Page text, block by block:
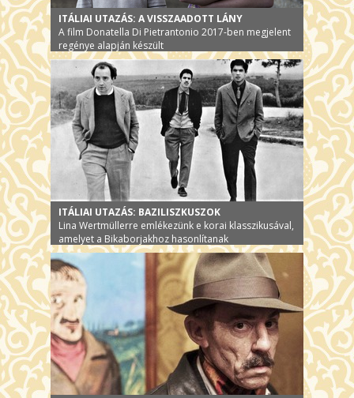
ITÁLIAI UTAZÁS: A VISSZAADOTT LÁNY
A film Donatella Di Pietrantonio 2017-ben megjelent
regénye alapján készült
ITÁLIAI UTAZÁS: BAZILISZKUSZOK
Lina Wertmüllerre emlékezünk e korai klasszikusával,
amelyet a Bikaborjakhoz hasonlítanak